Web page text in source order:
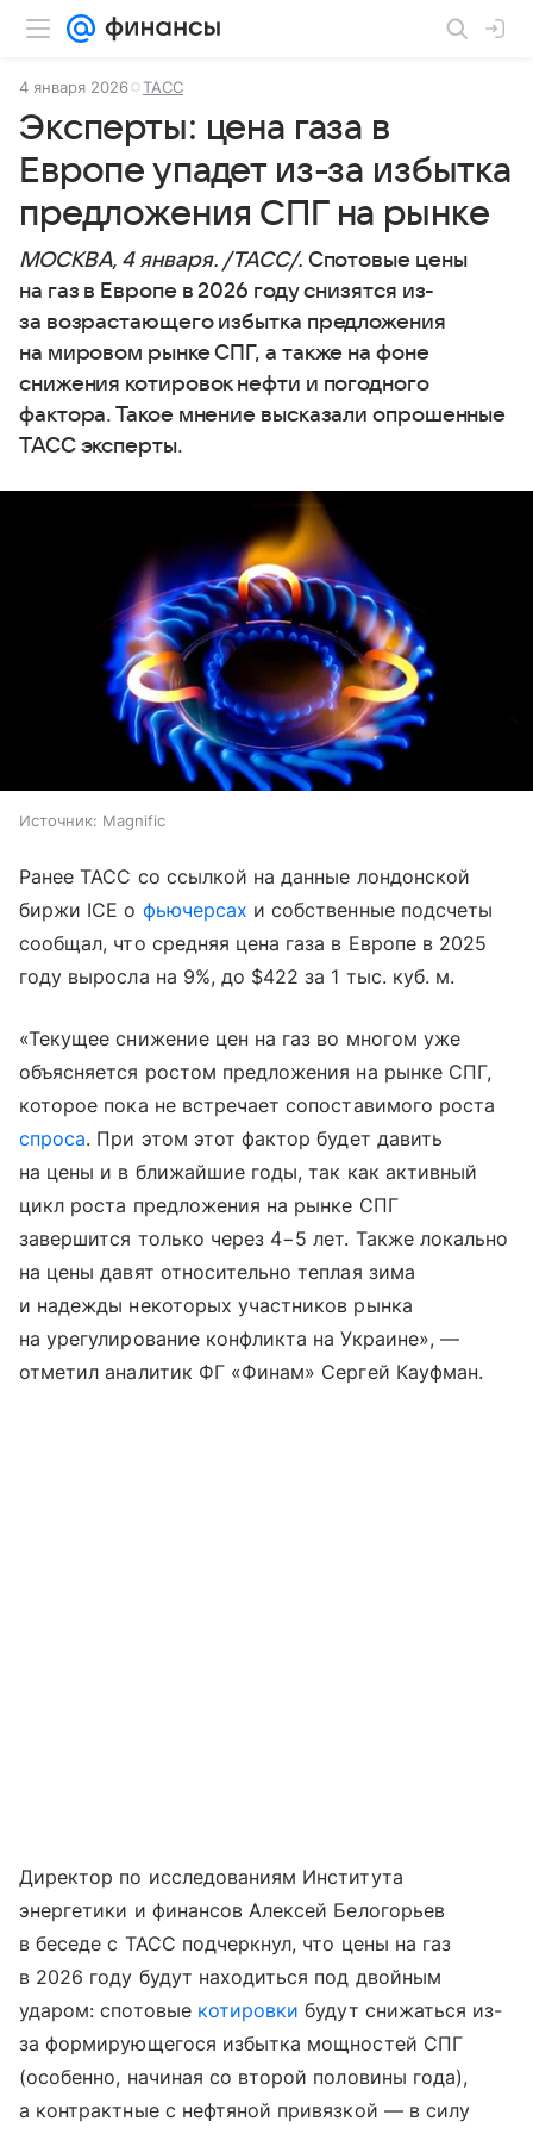
4 января 2026 ТАСС
Эксперты: цена газа в
Европе упадет из-за избытка
предложения СПГ на рынке
МОСКВА, 4 января. /ТАСС/. Спотовые цены
на газ в Европе в 2026 году снизятся из-
за возрастающего избытка предложения
на мировом рынке СПГ, а также на фоне
снижения котировок нефти и погодного
фактора. Такое мнение высказали опрошенные
ТАСС эксперты.
Источник: Magnific
Ранее ТАСС со ссылкой на данные лондонской
биржи ICE о фьючерсах и собственные подсчеты
сообщал, что средняя цена газа в Европе в 2025
году выросла на 9%, до $422 за 1 тыс. куб. м.
«Текущее снижение цен на газ во многом уже
объясняется ростом предложения на рынке СПГ,
которое пока не встречает сопоставимого роста
спроса. При этом этот фактор будет давить
на цены и в ближайшие годы, так как активный
цикл роста предложения на рынке СПГ
завершится только через 4−5 лет. Также локально
на цены давят относительно теплая зима
и надежды некоторых участников рынка
на урегулирование конфликта на Украине», —
отметил аналитик ФГ «Финам» Сергей Кауфман.
Директор по исследованиям Института
энергетики и финансов Алексей Белогорьев
в беседе с ТАСС подчеркнул, что цены на газ
в 2026 году будут находиться под двойным
ударом: спотовые котировки будут снижаться из-
за формирующегося избытка мощностей СПГ
(особенно, начиная со второй половины года),
а контрактные с нефтяной привязкой — в силу